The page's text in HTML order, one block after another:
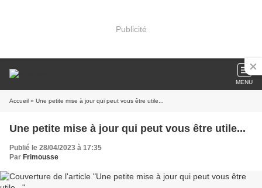
Publicité
MENU
Accueil » Une petite mise à jour qui peut vous être utile...
Une petite mise à jour qui peut vous être utile...
Publié le 28/04/2023 à 17:35
Par Frimousse